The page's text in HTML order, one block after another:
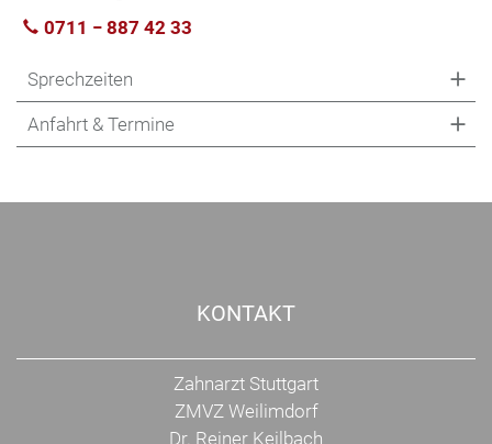
0711 − 887 42 33
Sprechzeiten
Anfahrt & Termine
KONTAKT
Zahnarzt Stuttgart
ZMVZ Weilimdorf
Dr. Reiner Keilbach